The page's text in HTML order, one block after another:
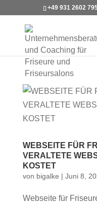
+49 931 2602
WEBSEITE FÜR
VERALTETE
KOSTET
von bigalke | Juni 8,
Webseite für